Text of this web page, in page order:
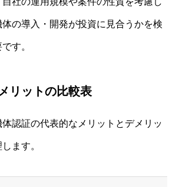
の導入・開発が投資に見合うかを検
す。
リットの比較表
認証の代表的なメリットとデメリッ
ます。